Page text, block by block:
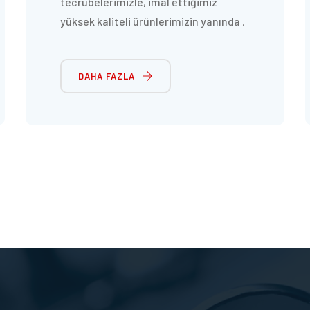
yüksek kaliteli ürünlerimizin yanında ,
ürünleri de ürün yelpazemizle
birleştirerek, yurt dışına “ know how”
DAHA FAZLA